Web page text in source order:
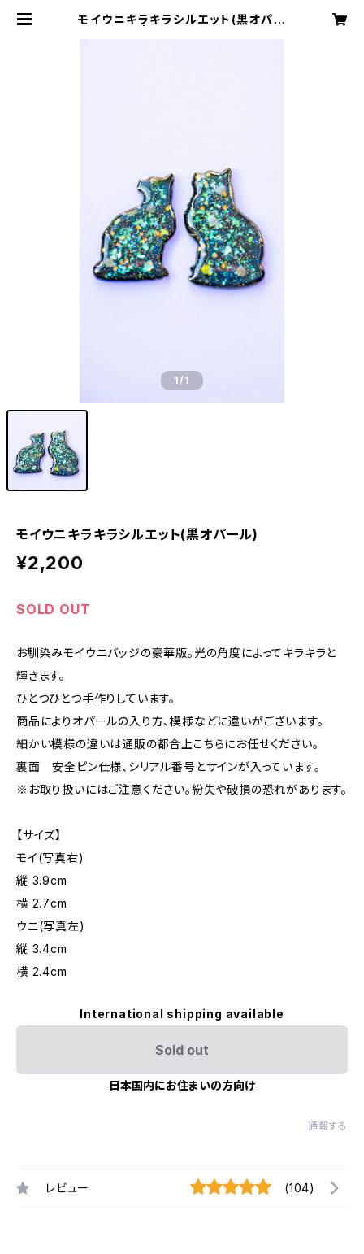
モイウニキラキラシルエット(黒オパー
1/1
モイウニキラキラシルエット(黒オパール)
¥2,200
SOLD OUT
お馴染みモイウニバッジの豪華版。光の角度によってキラキラと
輝きます。
ひとつひとつ手作りしています。
商品によりオパールの入り方、模様などに違いがございます。
細かい模様の違いは通販の都合上こちらにお任せください。
裏面 安全ピン仕様、シリアル番号とサインが入っています。
※お取り扱いにはご注意ください。紛失や破損の恐れがあります。
【サイズ】
モイ(写真右)
縦 3.9cm
横 2.7cm
ウニ(写真左)
縦 3.4cm
横 2.4cm
International shipping available
Sold out
日本国内にお住まいの方向け
通報する
レビュー (104)